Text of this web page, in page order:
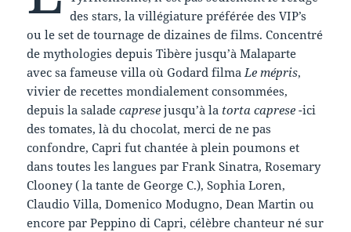
des stars, la villégiature préférée des VIP’s
ou le set de tournage de dizaines de films. Concentré
de mythologies depuis Tibère jusqu’à Malaparte
avec sa fameuse villa où Godard filma Le mépris,
vivier de recettes mondialement consommées,
depuis la saladecaprese jusqu’à la torta caprese -ici
des tomates, là du chocolat, merci de ne pas
confondre, Capri fut chantée à plein poumons et
dans toutes les langues par Frank Sinatra, Rosemary
Clooney ( la tante de George C.), Sophia Loren,
Claudio Villa, Domenico Modugno, Dean Martin ou
encore par Peppino di Capri, célèbre chanteur né sur